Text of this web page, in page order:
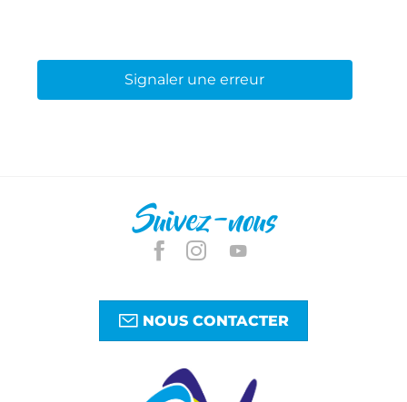
Signaler une erreur
Suivez-nous
NOUS CONTACTER